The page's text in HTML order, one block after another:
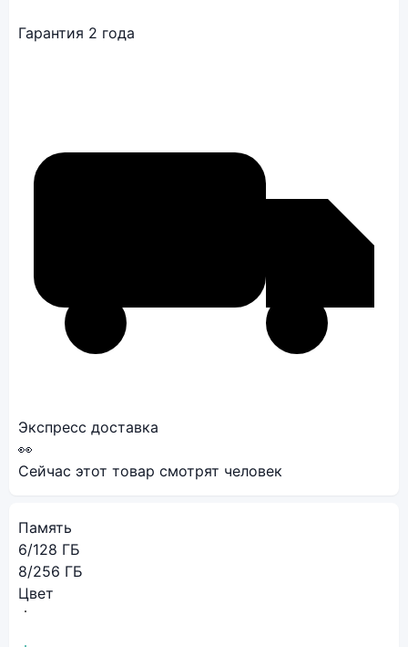
Гарантия 2 года
Экспресс доставка
👀
Сейчас этот товар смотрят человек
Память
6/128 ГБ
8/256 ГБ
Цвет